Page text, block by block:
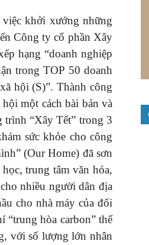
khởi xướng những
Công ty cổ phần Xây
hạng “doanh nghiệp
trong TOP 50 doanh
hội (S)”. Thành công
một cách bài bản và
trình “Xây Tết” trong 3
sức khỏe cho công
(Our Home) đã sơn
trung tâm văn hóa,
nhiều người dân địa
cho nhà máy của đối
“trung hòa carbon” thể
với số lượng lớn nhân